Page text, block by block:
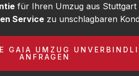
für Ihren Umzug aus Stuttgart
Service zu unschlagbaren
GAIA UMZUG
ANFRAGEN